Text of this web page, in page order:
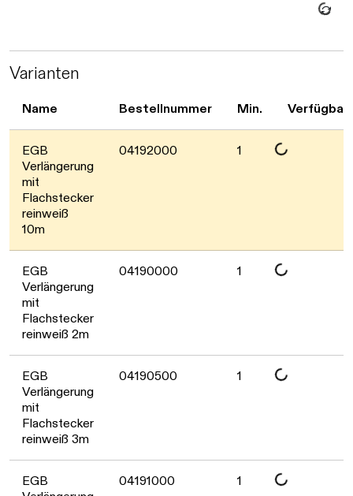
Daten
Varianten
Name Bestellnummer Min.
EGB
Verlängerung
mit
Flachstecker
reinweiß
10m
04192000 1 Daten werden
EGB
Verlängerung
mit
Flachstecker
reinweiß 2m
04190000 1 Daten werden
EGB
Verlängerung
mit
Flachstecker
reinweiß 3m
04190500 1 Daten werden
EGB
04191000 1